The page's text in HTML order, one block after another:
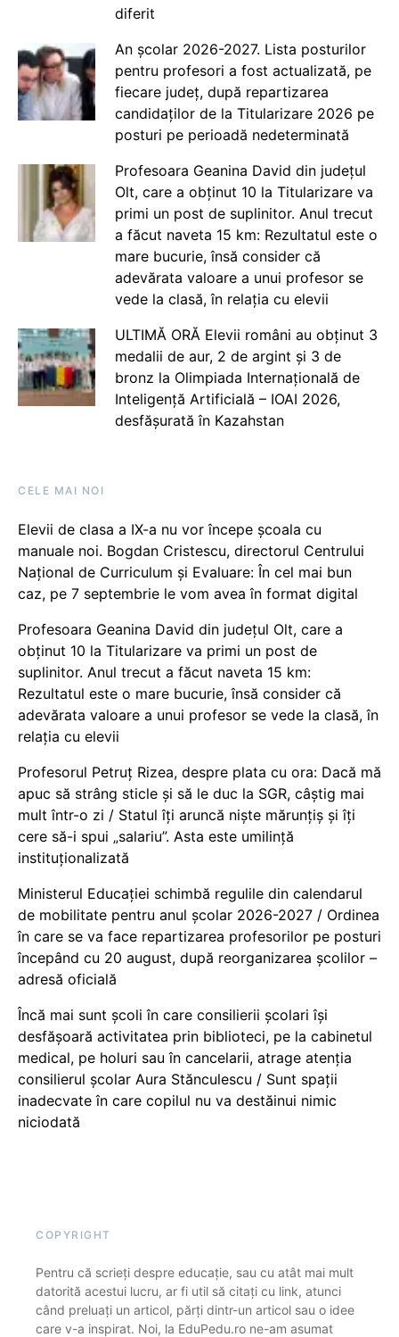
diferit
An școlar 2026-2027. Lista posturilor
pentru profesori a fost actualizată, pe
fiecare județ, după repartizarea
candidaților de la Titularizare 2026 pe
posturi pe perioadă nedeterminată
Profesoara Geanina David din județul
Olt, care a obținut 10 la Titularizare va
primi un post de suplinitor. Anul trecut
a făcut naveta 15 km: Rezultatul este o
mare bucurie, însă consider că
adevărata valoare a unui profesor se
vede la clasă, în relația cu elevii
ULTIMĂ ORĂ Elevii români au obținut 3
medalii de aur, 2 de argint și 3 de
bronz la Olimpiada Internațională de
Inteligență Artificială – IOAI 2026,
desfășurată în Kazahstan
CELE MAI NOI
Elevii de clasa a IX-a nu vor începe școala cu
manuale noi. Bogdan Cristescu, directorul Centrului
Național de Curriculum și Evaluare: În cel mai bun
caz, pe 7 septembrie le vom avea în format digital
Profesoara Geanina David din județul Olt, care a
obținut 10 la Titularizare va primi un post de
suplinitor. Anul trecut a făcut naveta 15 km:
Rezultatul este o mare bucurie, însă consider că
adevărata valoare a unui profesor se vede la clasă, în
relația cu elevii
Profesorul Petruț Rizea, despre plata cu ora: Dacă mă
apuc să strâng sticle și să le duc la SGR, câștig mai
mult într-o zi / Statul îți aruncă niște mărunțiș și îți
cere să-i spui „salariu”. Asta este umilință
instituționalizată
Ministerul Educației schimbă regulile din calendarul
de mobilitate pentru anul școlar 2026-2027 / Ordinea
în care se va face repartizarea profesorilor pe posturi
începând cu 20 august, după reorganizarea școlilor –
adresă oficială
Încă mai sunt școli în care consilierii școlari își
desfășoară activitatea prin biblioteci, pe la cabinetul
medical, pe holuri sau în cancelarii, atrage atenția
consilierul școlar Aura Stănculescu / Sunt spații
inadecvate în care copilul nu va destăinui nimic
niciodată
COPYRIGHT
Pentru că scrieți despre educație, sau cu atât mai mult
datorită acestui lucru, ar fi util să citați cu link, atunci
când preluați un articol, părți dintr-un articol sau o idee
care v-a inspirat. Noi, la EduPedu.ro ne-am asumat